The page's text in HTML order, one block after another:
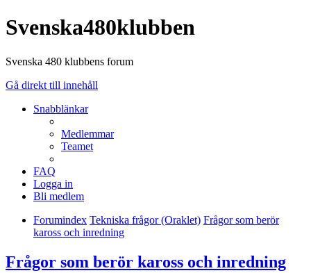
Svenska480klubben
Svenska 480 klubbens forum
Gå direkt till innehåll
Snabblänkar
Medlemmar
Teamet
FAQ
Logga in
Bli medlem
Forumindex Tekniska frågor (Oraklet) Frågor som berör
kaross och inredning
Frågor som berör kaross och inredning